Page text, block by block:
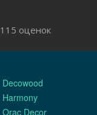
115 оценок
Decowood
Harmony
Orac Decor